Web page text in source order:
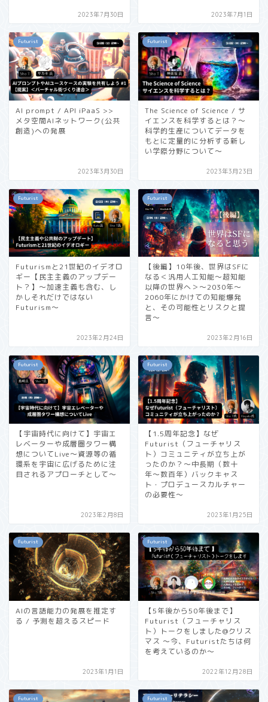
2023年7月30日 2023年7月1日
Futurist
AI prompt / API iPaaS >>
メタ空間AIネットワーク(公共
創造)への発展
2023年3月30日
Futurist
The Science of Science / サ
イエンスを科学するとは？〜
科学的生産についてデータを
もとに定量的に分析する新し
い学際分野について〜
2023年3月23日
Futurist
Futurismと21世紀のイデオロ
ギー【民主主義のアップデー
ト？】〜加速主義も含む、し
かしそれだけではない
Futurism〜
2023年2月24日
Futurist
【後編】10年後、世界はSFに
なる＜汎用人工知能〜超知能
以降の世界へ＞〜2030年〜
2060年にかけての知能爆発
と、その可能性とリスクと提
言〜
2023年2月16日
Futurist
【宇宙時代に向けて】宇宙エ
レベーターや成層圏タワー構
想についてLive〜資源等の循
環系を宇宙に広げるために注
目されるアプローチとして〜
2023年2月8日
Futurist
【1.5周年記念】なぜ
Futurist（フューチャリス
ト）コミュニティが立ち上が
ったのか？〜中長期（数十
年〜数百年）バックキャス
ト・プロデュースカルチャー
の必要性〜
2023年1月25日
Futurist
AIの言語能力の発展を推定す
る / 予測を超えるスピード
2023年1月1日
Futurist
【5年後から50年後まで】
Futurist（フューチャリス
ト）トークをしました@クリス
マス 〜今、Futuristたちは何
を考えているのか〜
2022年12月28日
Futurist Futurist